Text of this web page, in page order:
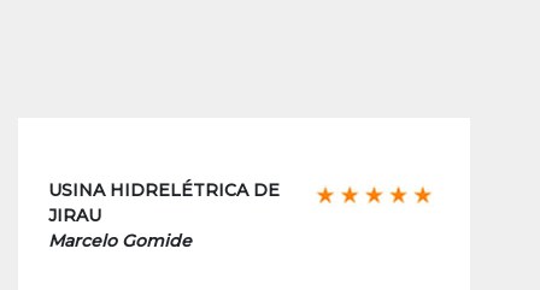
USINA HIDRELÉTRICA DE
JIRAU
Marcelo Gomide